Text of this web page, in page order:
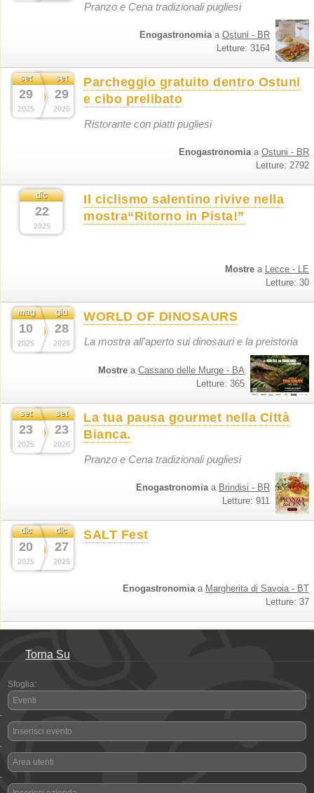
Pranzo e Cena tradizionali pugliesi
Enogastronomiaa Ostuni - BR
Letture: 3164
set
29
2025
set
29
2026
Parcheggio gratuito dentro Ostuni
e cibo prelibato
Ristorante con piatti pugliesi
Enogastronomiaa Ostuni - BR
Letture: 2792
dic
22
2025
Il ciclismo salentino rivive nella
mostra“Ritorno in Pista!”
Mostre a Lecce - LE
Letture: 30
mag
10
2025
giu
28
2026
WORLD OF DINOSAURS
La mostra all'aperto sui dinosauri e la preistoria
Mostre a Cassano delle Murge - BA
Letture: 365
set
23
2025
set
23
2026
La tua pausa gourmet nella Città
Bianca.
Pranzo e Cena tradizionali pugliesi
Enogastronomiaa Brindisi - BR
Letture: 911
dic
20
2025
dic
27
2025
SALT Fest
Enogastronomiaa Margherita di Savoia - BT
Letture: 37
Torna Su
Sfoglia:
Eventi
-
Inserisci evento
-
Area utenti
-